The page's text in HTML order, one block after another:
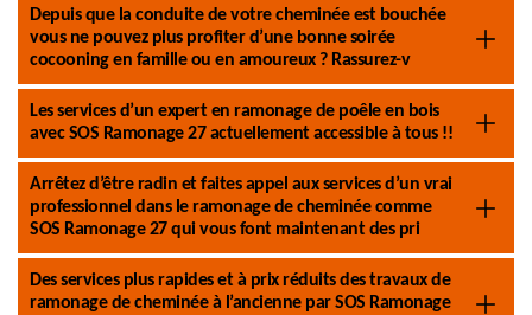
Depuis que la conduite de votre cheminée est bouchée
vous ne pouvez plus profiter d’une bonne soirée
cocooning en famille ou en amoureux ? Rassurez-v
Les services d’un expert en ramonage de poêle en bois
avec SOS Ramonage 27 actuellement accessible à tous !!
Arrêtez d’être radin et faites appel aux services d’un vrai
professionnel dans le ramonage de cheminée comme
SOS Ramonage 27 qui vous font maintenant des pri
Des services plus rapides et à prix réduits des travaux de
ramonage de cheminée à l’ancienne par SOS Ramonage